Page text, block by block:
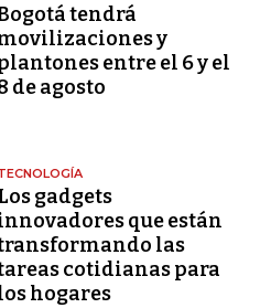
tendrá
y
entre el 6 y el
de agosto
gadgets
que están
las
cotidianas para
hogares